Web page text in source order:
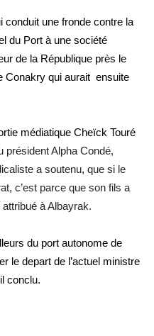
conduit une fronde contre la
du Port à une société
de la République près le
Conakry qui aurait ensuite
médiatique Cheïck Touré
président Alpha Condé,
a soutenu, que si le
c’est parce que son fils a
à Albayrak.
du port autonome de
le depart de l’actuel ministre
conclu.